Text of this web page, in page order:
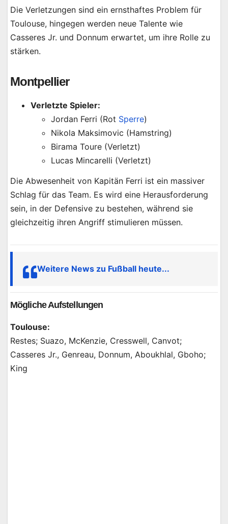
Die Verletzungen sind ein ernsthaftes Problem für
Toulouse, hingegen werden neue Talente wie
Casseres Jr. und Donnum erwartet, um ihre Rolle zu
stärken.
Montpellier
Verletzte Spieler:
Jordan Ferri (Rot Sperre)
Nikola Maksimovic (Hamstring)
Birama Toure (Verletzt)
Lucas Mincarelli (Verletzt)
Die Abwesenheit von Kapitän Ferri ist ein massiver
Schlag für das Team. Es wird eine Herausforderung
sein, in der Defensive zu bestehen, während sie
gleichzeitig ihren Angriff stimulieren müssen.
Weitere News zu Fußball heute...
Mögliche Aufstellungen
Toulouse:
Restes; Suazo, McKenzie, Cresswell, Canvot;
Casseres Jr., Genreau, Donnum, Aboukhlal, Gboho;
King